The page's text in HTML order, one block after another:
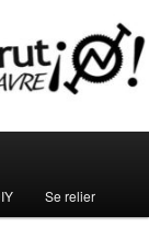
Se relier